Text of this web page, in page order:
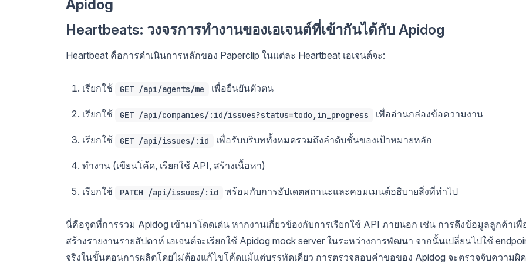
Apidog
Heartbeats: วงจรการทำงานของเอเจนต์ที่เข้ากันได้กับ Apidog
Heartbeat คือการดำเนินการหลักของ Paperclip ในแต่ละ Heartbeat เอเจนต์จะ:
เรียกใช้ GET /api/agents/me เพื่อยืนยันตัวตน
เรียกใช้ GET /api/companies/:id/issues?status=todo,in_progress เพื่ออ่านกล่องข้อความงาน
เรียกใช้ GET /api/issues/:id เพื่อรับบริบททั้งหมดรวมถึงลำดับชั้นของเป้าหมายหลัก
ทำงาน (เขียนโค้ด, เรียกใช้ API, สร้างเนื้อหา)
เรียกใช้ PATCH /api/issues/:id พร้อมกับการอัปเดตสถานะและคอมเมนต์อธิบายสิ่งที่ทำไป
นี่คือจุดที่การรวม Apidog เข้ามาโดดเด่น หากงานเกี่ยวข้องกับการเรียกใช้ API ภายนอก เช่น การดึงข้อมูลลูกค้าเพื่
สร้างรายงานรายสัปดาห์ เอเจนต์จะเรียกใช้ Apidog mock server ในระหว่างการพัฒนา จากนั้นเปลี่ยนไปใช้
จริงในขั้นตอนการผลิตโดยไม่ต้องแก้ไขโค้ดแม้แต่บรรทัดเดียว การตรวจสอบคำขอของ Apidog จะตรวจจับความผิด